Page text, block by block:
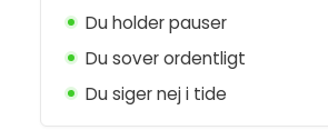
Du holder pauser
Du sover ordentligt
Du siger nej i tide